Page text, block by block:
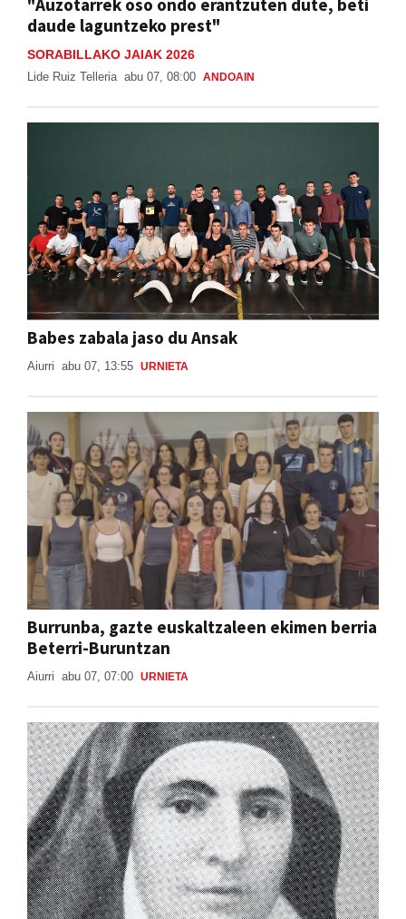
"Auzotarrek oso ondo erantzuten dute, beti
daude laguntzeko prest"
SORABILLAKO JAIAK 2026
Lide Ruiz Telleria abu 07, 08:00 ANDOAIN
Babes zabala jaso du Ansak
Aiurri abu 07, 13:55 URNIETA
Burrunba, gazte euskaltzaleen ekimen berria
Beterri-Buruntzan
Aiurri abu 07, 07:00 URNIETA